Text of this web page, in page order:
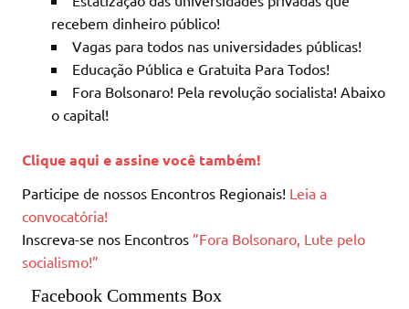
recebem dinheiro público!
Vagas para todos nas universidades públicas!
Educação Pública e Gratuita Para Todos!
Fora Bolsonaro! Pela revolução socialista! Abaixo
o capital!
Clique aqui e assine você também!
Participe de nossos Encontros Regionais! Leia a
convocatória!
Inscreva-se nos Encontros ”Fora Bolsonaro, Lute pelo
socialismo!”
Facebook Comments Box